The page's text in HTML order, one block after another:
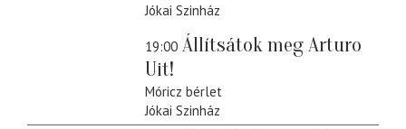
Jókai Szinház
19:00 Állítsátok meg Arturo
Uit!
Móricz bérlet
Jókai Szinház